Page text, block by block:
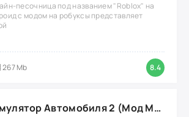
песочница под названием "Roblox" на
с модом на робуксы представляет
267 Mb 8.4
Симулятор Автомобиля 2 (Мод Много денег/Всё открыто)